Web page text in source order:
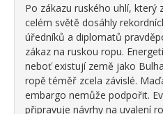
Po zákazu ruského uhlí, který
celém světě dosáhly
úředníků a diplomatů
zákaz na ruskou ropu.
neboť existují země jako
ropě téměř zcela závislé.
embargo nemůže podpořit.
připravuje návrhy na uvalení